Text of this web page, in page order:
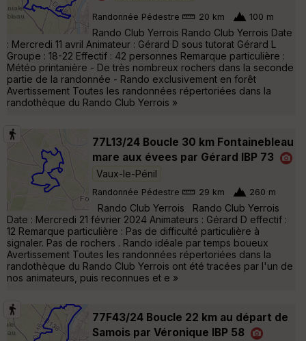
Randonnée Pédestre 20 km 100 m
Rando Club Yerrois Rando Club Yerrois Date
: Mercredi 11 avril Animateur : Gérard D sous tutorat Gérard L
Groupe : 18-22 Effectif : 42 personnes Remarque particulière :
Météo printanière - De très nombreux rochers dans la seconde
partie de la randonnée - Rando exclusivement en forêt
Avertissement Toutes les randonnées répertoriées dans la
randothèque du Rando Club Yerrois »
77L13/24 Boucle 30 km Fontainebleau
mare aux évees par Gérard IBP 73
Vaux-le-Pénil
Randonnée Pédestre 29 km 260 m
Rando Club Yerrois Rando Club Yerrois
Date : Mercredi 21 février 2024 Animateurs : Gérard D effectif :
12 Remarque particulière : Pas de difficulté particulière à
signaler. Pas de rochers . Rando idéale par temps boueux
Avertissement Toutes les randonnées répertoriées dans la
randothèque du Rando Club Yerrois ont été tracées par l'un de
nos animateurs, puis reconnues et e »
77F43/24 Boucle 22 km au départ de
Samois par Véronique IBP 58